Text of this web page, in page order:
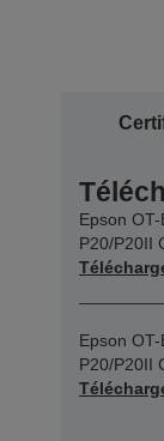
Epson
P20/P20II
Epson
P20/P20II